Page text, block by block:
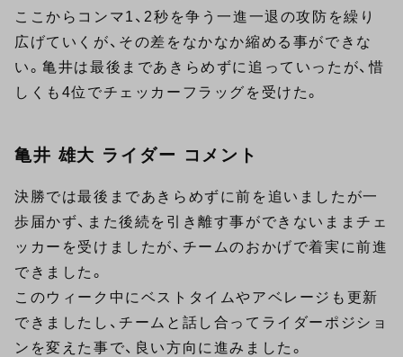
ここからコンマ1、2秒を争う一進一退の攻防を繰り
広げていくが、その差をなかなか縮める事ができな
い。亀井は最後まであきらめずに追っていったが、惜
しくも4位でチェッカーフラッグを受けた。
亀井 雄大 ライダー コメント
決勝では最後まであきらめずに前を追いましたが一
歩届かず、また後続を引き離す事ができないままチェ
ッカーを受けましたが、チームのおかげで着実に前進
できました。
このウィーク中にベストタイムやアベレージも更新
できましたし、チームと話し合ってライダーポジショ
ンを変えた事で、良い方向に進みました。